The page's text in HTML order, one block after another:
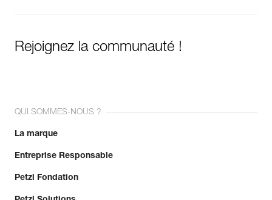
Rejoignez la communauté !
QUI SOMMES-NOUS ?
La marque
Entreprise Responsable
Petzl Fondation